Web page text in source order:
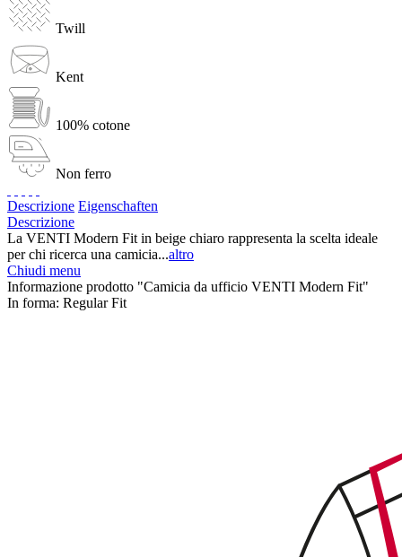
Twill
Kent
100% cotone
Non ferro
Descrizione Eigenschaften
Descrizione
La VENTI Modern Fit in beige chiaro rappresenta la scelta ideale
per chi ricerca una camicia...altro
Chiudi menu
Informazione prodotto "Camicia da ufficio VENTI Modern Fit"
In forma: Regular Fit